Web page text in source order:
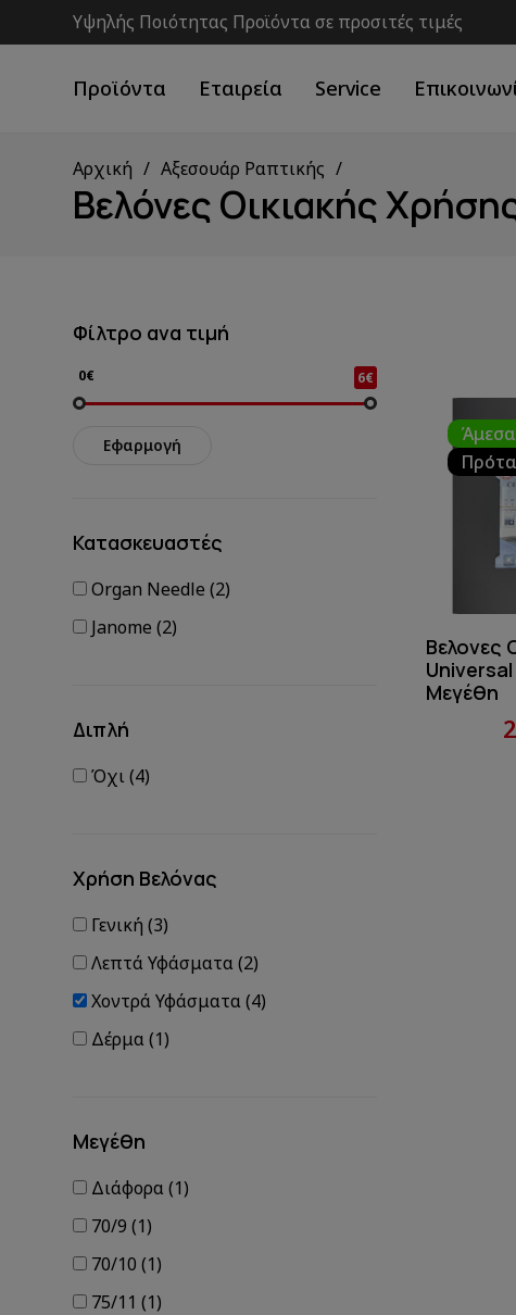
Υψηλής Ποιότητας Προϊόντα σε προσιτές τιμές
Προϊόντα Εταιρεία Service
Αρχική Αξεσουάρ Ραπτικής
Βελόνες Οικιακής
Φίλτρο ανα τιμή
0€ 6€
Εφαρμογή
Κατασκευαστές
Organ Needle (2)
Janome (2)
Διπλή
Όχι (4)
Χρήση Βελόνας
Γενική (3)
Λεπτά Υφάσματα (2)
Χοντρά Υφάσματα (4)
Δέρμα (1)
Μεγέθη
Διάφορα (1)
70/9 (1)
70/10 (1)
75/11 (1)
Βελονες
Μεγέθη